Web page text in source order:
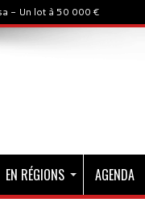
- Un lot à 50 000 €
EN RÉGIONS AGENDA